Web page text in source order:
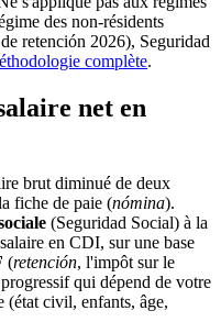
des non-résidents
retención 2026), Seguridad
complète.
net en
brut diminué de deux
fiche de paie (nómina).
(Seguridad Social) à la
en CDI, sur une base
(retención, l'impôt sur le
qui dépend de votre
civil, enfants, âge,